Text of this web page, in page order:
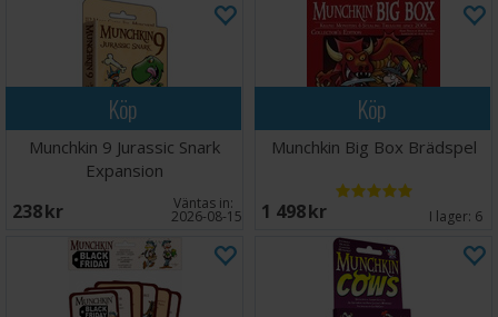
Köp
Munchkin 9 Jurassic Snark
Expansion
238 SEK Väntas in:
2026-08-15
Köp
Munchkin Big Box Brädspel
1 498 SEK I lager: 6